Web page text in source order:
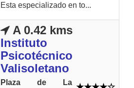
Esta especializado en to...
A 0.42 kms
Instituto
Psicotécnico
Valisoletano
Plaza de La